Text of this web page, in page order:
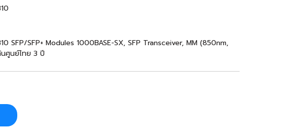
SFP/SFP+ Modules 1000BASE-SX, SFP Transceiver, MM (850nm,
นศูนย์ไทย 3 ปี